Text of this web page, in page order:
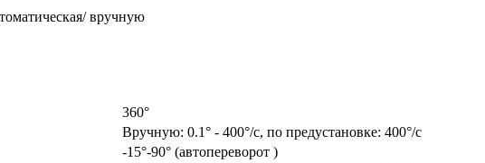
вручную
360°
Вручную: 0.1° - 400°/с, по предустановке: 400°/с
-15°-90° (автопереворот )